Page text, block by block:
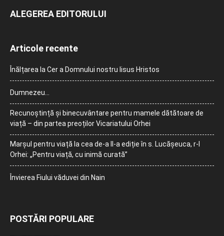
ALEGEREA EDITORULUI
Articole recente
Înălțarea la Cer a Domnului nostru Iisus Hristos
Dumnezeu…
Recunoștință și binecuvântare pentru mamele dătătoare de
viață – din partea preoților Vicariatului Orhei
Marșul pentru viață la cea de-a II-a ediție în s. Lucășeuca, r-l
Orhei: „Pentru viață, cu inimă curată”
Învierea Fiului văduvei din Nain
POSTĂRI POPULARE